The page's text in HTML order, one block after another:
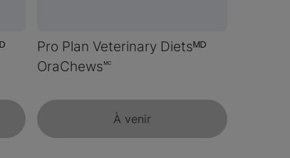
Pro Plan Veterinary Dietsᴹᴰ
OraChews🅪
À venir